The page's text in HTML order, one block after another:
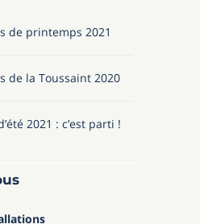
de printemps 2021
de la Toussaint 2020
2021 : c’est parti !